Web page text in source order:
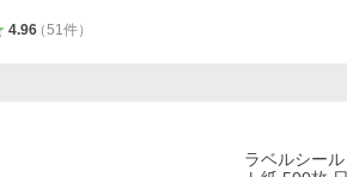
4.96（51件）
ラベルシー